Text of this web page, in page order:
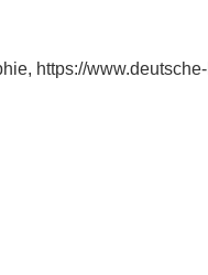
https://